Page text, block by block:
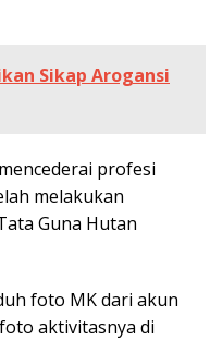
Sikap Arogansi
profesi
melakukan
Guna Hutan
foto MK dari akun
aktivitasnya di